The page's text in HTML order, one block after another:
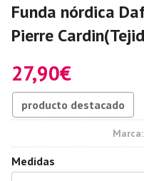
Funda nórdica
Pierre Cardin
27,90€
producto destacado
Marca:
Medidas